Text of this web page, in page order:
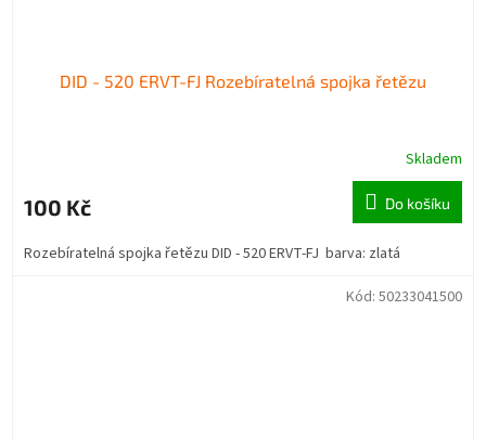
DID - 520 ERVT-FJ Rozebíratelná spojka řetězu
Skladem
100 Kč Do košíku
Rozebíratelná spojka řetězu DID - 520 ERVT-FJ barva: zlatá
Kód: 50233041500